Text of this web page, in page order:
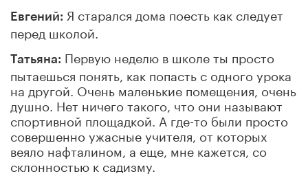
Евгений: Я старался дома поесть как следует
перед школой.
Татьяна: Первую неделю в школе ты просто
пытаешься понять, как попасть с одного урока
на другой. Очень маленькие помещения, очень
душно. Нет ничего такого, что они называют
спортивной площадкой. А где-то были просто
совершенно ужасные учителя, от которых
веяло нафталином, а еще, мне кажется, со
склонностью к садизму.